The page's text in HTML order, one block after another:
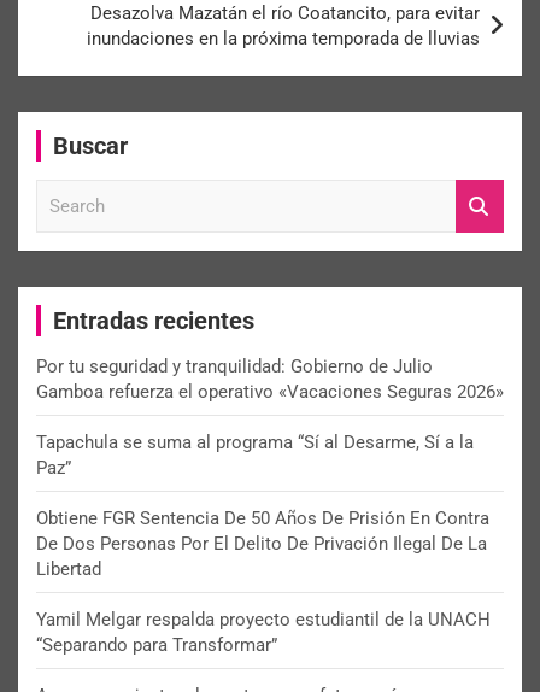
Desazolva Mazatán el río Coatancito, para evitar
inundaciones en la próxima temporada de lluvias
Buscar
c
Entradas recientes
Por tu seguridad y tranquilidad: Gobierno de Julio
Gamboa refuerza el operativo «Vacaciones Seguras 2026»
Tapachula se suma al programa “Sí al Desarme, Sí a la
Paz”
Obtiene FGR Sentencia De 50 Años De Prisión En Contra
De Dos Personas Por El Delito De Privación Ilegal De La
Libertad
Yamil Melgar respalda proyecto estudiantil de la UNACH
“Separando para Transformar”